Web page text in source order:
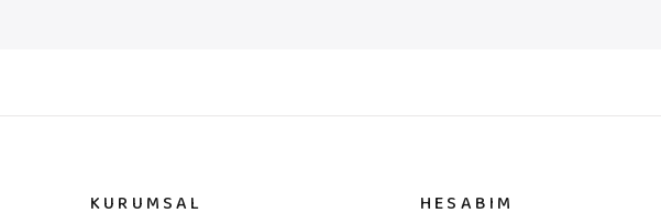
KURUMSAL HESABIM